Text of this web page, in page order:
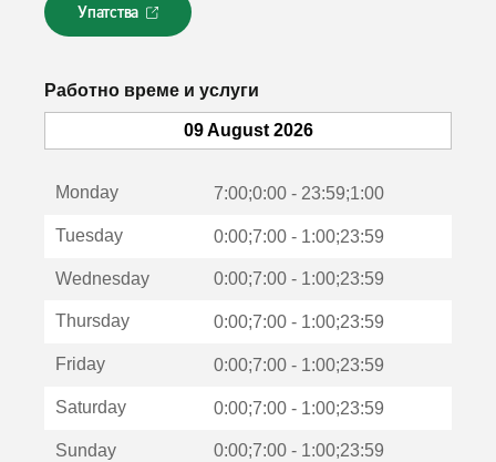
Упатства
Л
и
к
с
Работно време и услуги
09 August 2026
Monday 7:00;0:00 - 23:59;1:00
Tuesday 0:00;7:00 - 1:00;23:59
Wednesday 0:00;7:00 - 1:00;23:59
Thursday 0:00;7:00 - 1:00;23:59
Friday 0:00;7:00 - 1:00;23:59
Saturday 0:00;7:00 - 1:00;23:59
Sunday 0:00;7:00 - 1:00;23:59